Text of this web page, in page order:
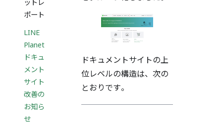
ットレ
ポート
LINE
Planet
ドキュ
メント
サイト
改善の
お知ら
せ
ドキュメントサイトの上
位レベルの構造は、次の
とおりです。